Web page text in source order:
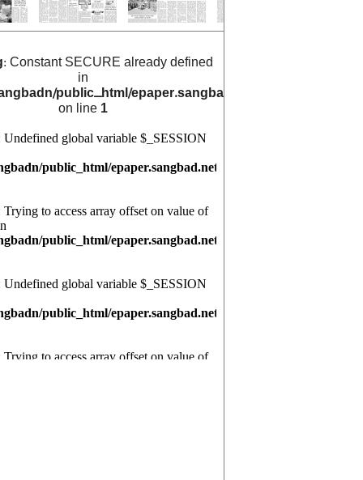
: Constant SECURE already defined
in
public_html/epaper.sangbad.net.bd/
on line 1